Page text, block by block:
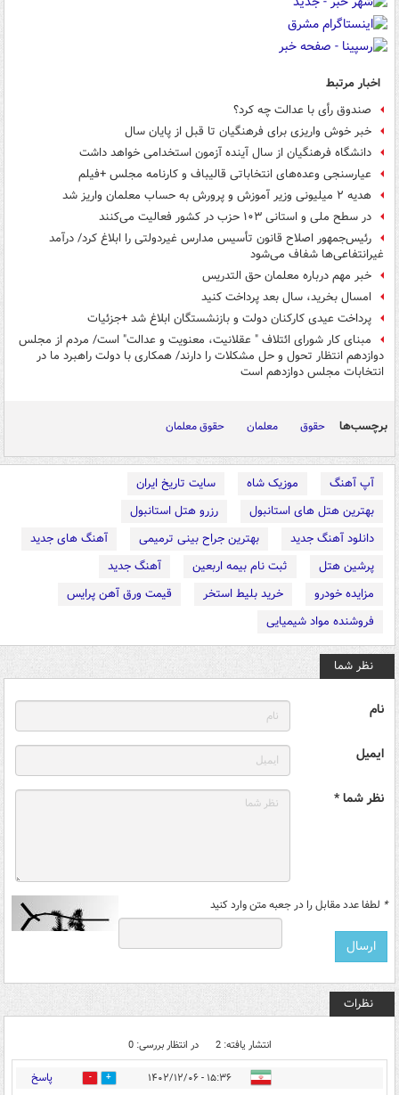
اخبار مرتبط
صندوق رأی با عدالت چه کرد؟
خبر خوش واریزی برای فرهنگیان تا قبل از پایان سال
دانشگاه فرهنگیان از سال آینده آزمون استخدامی خواهد داشت
عیارسنجی وعده‌های انتخاباتی قالیباف و کارنامه مجلس +فیلم
هدیه ۲ میلیونی وزیر آموزش و پرورش به حساب معلمان واریز شد
در سطح ملی و استانی ۱۰۳ حزب در کشور فعالیت می‌کنند
رئیس‌جمهور اصلاح قانون تأسیس مدارس غیردولتی را ابلاغ کرد/ درآمد
غیرانتفاعی‌ها شفاف می‌شود
خبر مهم درباره معلمان حق التدریس
امسال بخرید، سال بعد پرداخت کنید
پرداخت عیدی کارکنان دولت و بازنشستگان ابلاغ شد +جزئیات
مبنای کار شورای ائتلاف " عقلانیت، معنویت و عدالت" است/ مردم از مجلس
دوازدهم انتظار تحول و حل مشکلات را دارند/ همکاری با دولت راهبرد ما در
انتخابات مجلس دوازدهم است
برچسب‌ها حقوق معلمان حقوق معلمان
آپ آهنگ موزیک شاه
سایت تاریخ ایران
بهترین هتل های استانبول
رزرو هتل استانبول
دانلود آهنگ جدید
بهترین جراح بینی ترمیمی
آهنگ های جدید
پرشین هتل
ثبت نام بیمه اربعین
آهنگ جدید
مزایده خودرو
خرید بلیط استخر
قیمت ورق آهن پرایس
فروشنده مواد شیمیایی
نظر شما
نام
ایمیل
نظر شما *
* لطفا عدد مقابل را در جعبه متن وارد کنید
نظرات
انتشار یافته: 2 در انتظار بررسی: 0
۱۵:۳۶ - ۱۴۰۲/۱۲/۰۶ 0 پاسخ